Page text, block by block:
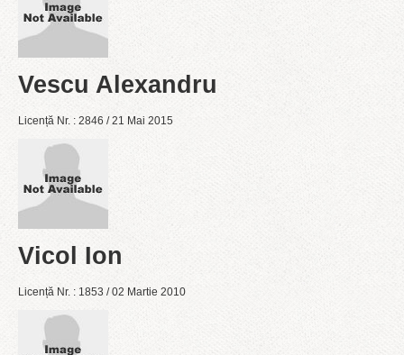
Vescu Alexandru
Licență Nr. : 2846 / 21 Mai 2015
Vicol Ion
Licență Nr. : 1853 / 02 Martie 2010